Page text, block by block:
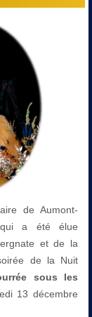
de Aumont-
a été élue
et de la
de la Nuit
sous les
13 décembre